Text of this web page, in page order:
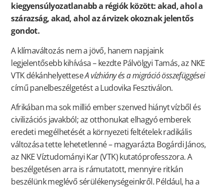
kiegyensúlyozatlanabb a régiók között: akad, ahol a
szárazság, akad, ahol az árvizek okoznak jelentős
gondot.
A klímaváltozás nem a jövő, hanem napjaink
legjelentősebb kihívása – kezdte Pálvölgyi Tamás, az NKE
VTK dékánhelyetteseA vízhiány és a migráció összefüggései
című panelbeszélgetést a Ludovika Fesztiválon.
Afrikában ma sok millió ember szenved hiányt vízből és
civilizációs javakból; az otthonukat elhagyó emberek
eredeti megélhetését a környezeti feltételek radikális
változása tette lehetetlenné – magyarázta Bogárdi János,
az NKE Víztudományi Kar (VTK) kutatóprofesszora. A
beszélgetésen arra is rámutatott, mennyire ritkán
beszélünk meglévő sérülékenységeinkről. Például, ha a